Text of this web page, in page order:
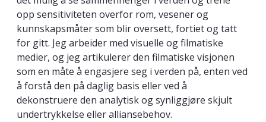
opp sensitiviteten overfor rom, vesener og
kunnskapsmåter som blir oversett, fortiet og tatt
for gitt. Jeg arbeider med visuelle og filmatiske
medier, og jeg artikulerer den filmatiske visjonen
som en måte å engasjere seg i verden på, enten ved
å forstå den på daglig basis eller ved å
dekonstruere den analytisk og synliggjøre skjult
undertrykkelse eller alliansebehov.